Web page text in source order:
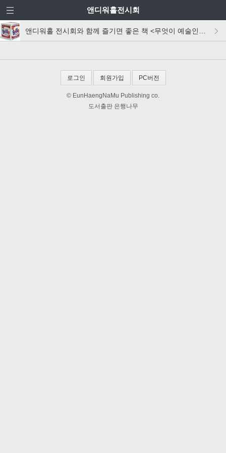
앤디워홀전시회
앤디워홀 전시회와 함께 즐기면 좋은 책 <무엇이 예술인가>를 소개합니다다다닷
로그인 회원가입 PC버전
© EunHaengNaMu Publishing co.
도서출판 은행나무